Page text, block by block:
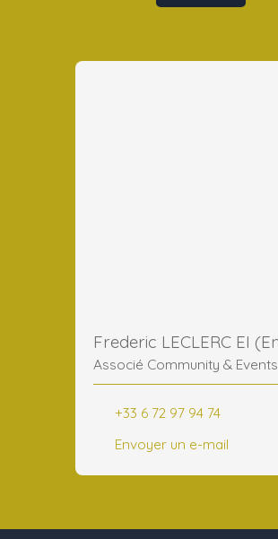
Associé Community & Events
+33 6 72 97 94 74
Envoyer un e-mail